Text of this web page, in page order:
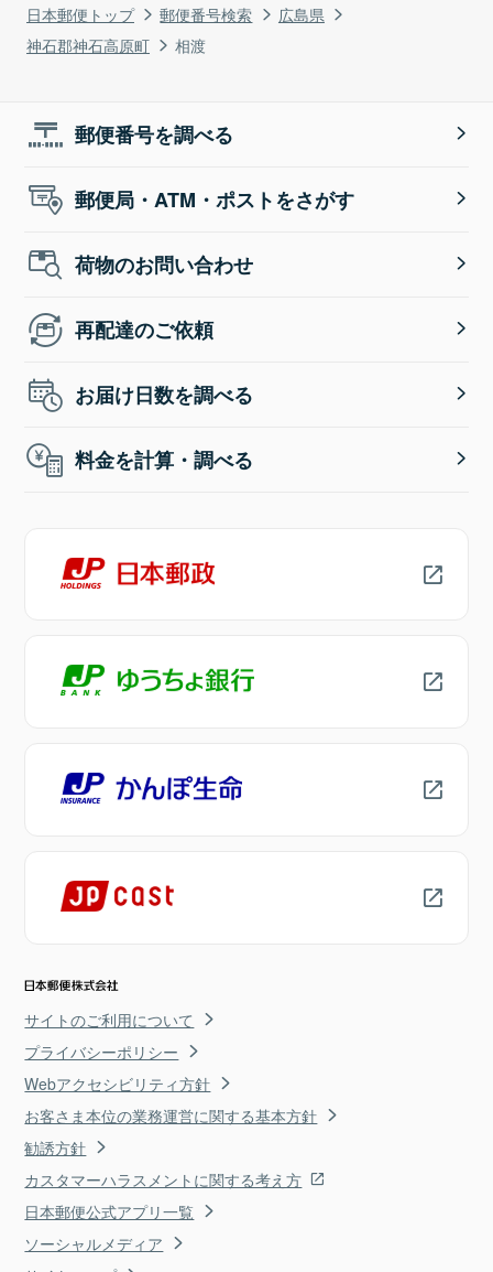
日本郵便トップ 郵便番号検索
広島県
神石郡神石高原町
相渡
郵便番号を調べる
郵便局・ATM・ポストをさがす
荷物のお問い合わせ
再配達のご依頼
お届け日数を調べる
料金を計算・調べる
サイトのご利用について
プライバシーポリシー
Webアクセシビリティ方針
お客さま本位の業務運営に関する基本方針
勧誘方針
カスタマーハラスメントに関する考え方
日本郵便公式アプリ一覧
ソーシャルメディア